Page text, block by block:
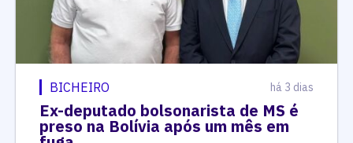
BICHEIRO há 3 dias
Ex-deputado bolsonarista de MS é
preso na Bolívia após um mês em